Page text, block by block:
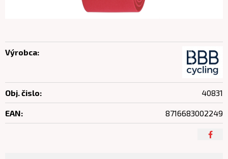
Výrobca:
Obj. čislo: 40831
EAN: 8716683002249